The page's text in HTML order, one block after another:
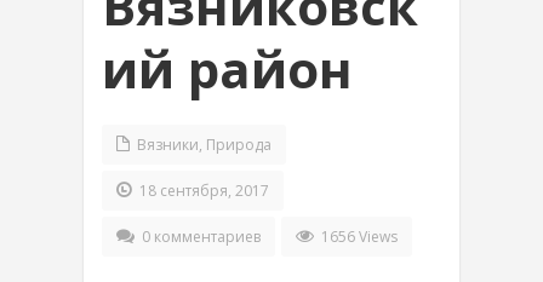
ий район
Вязники, Природа
18 сентября, 2017
0 комментариев 1656 Views